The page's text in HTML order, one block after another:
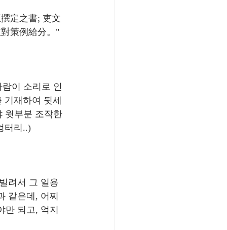
定之書; 吏文
策例給分。"
이 소리로 인
재하여 뒷세
윗부분 조작한
터리..)
려서 그 일용
같은데, 어찌
만 되고, 억지